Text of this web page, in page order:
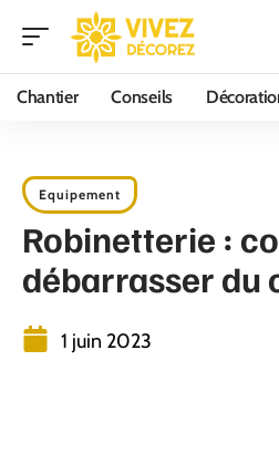
Chantier Conseils
Equipement
Robinetterie :
débarrasser du
1 juin 2023